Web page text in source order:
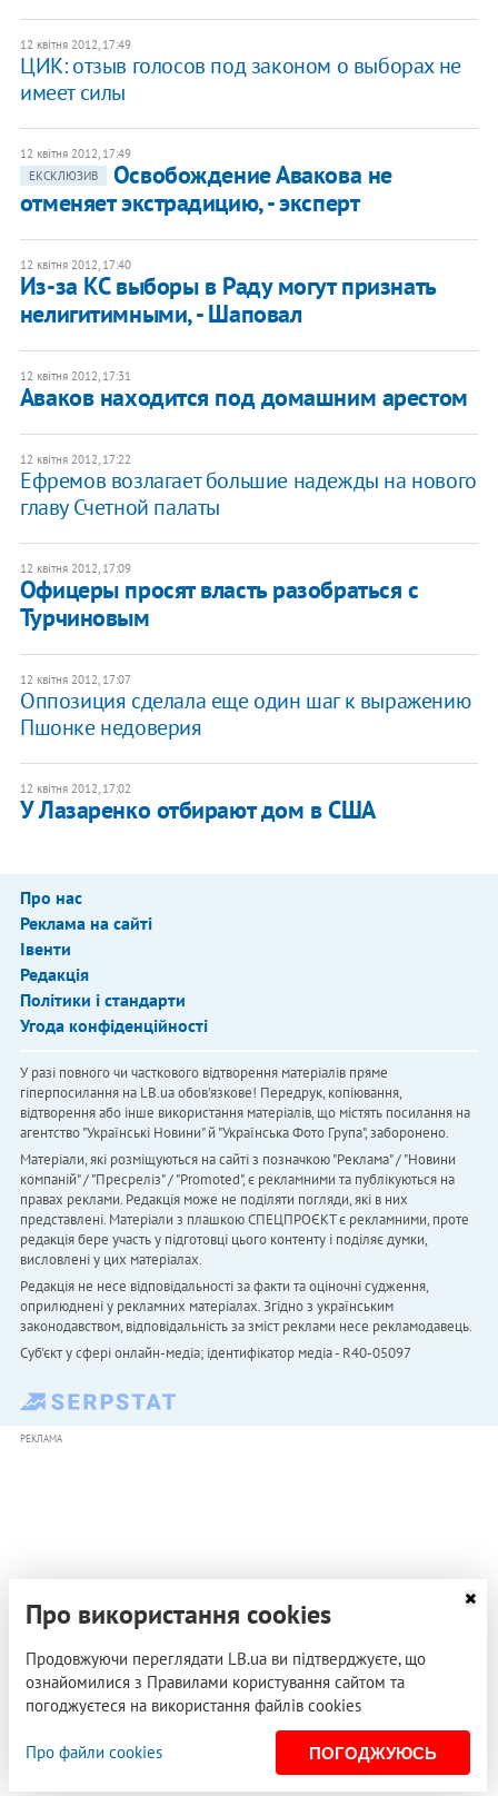
12 квітня 2012, 17:49
ЦИК: отзыв голосов под законом о выборах не
имеет силы
12 квітня 2012, 17:49
ЕКСКЛЮЗИВ
Освобождение Авакова не
отменяет экстрадицию, - эксперт
12 квітня 2012, 17:40
Из-за КС выборы в Раду могут признать
нелигитимными, - Шаповал
12 квітня 2012, 17:31
Аваков находится под домашним арестом
12 квітня 2012, 17:22
Ефремов возлагает большие надежды на нового
главу Счетной палаты
12 квітня 2012, 17:09
Офицеры просят власть разобраться с
Турчиновым
12 квітня 2012, 17:07
Оппозиция сделала еще один шаг к выражению
Пшонке недоверия
12 квітня 2012, 17:02
У Лазаренко отбирают дом в США
Про нас
Реклама на сайті
Івенти
Редакція
Політики і стандарти
Угода конфіденційності
У разі повного чи часткового відтворення матеріалів пряме
гіперпосилання на LB.ua обов'язкове! Передрук, копіювання,
відтворення або інше використання матеріалів, що містять посилання на
агентство "Українськi Новини" й "Українська Фото Група", заборонено.
Матеріали, які розміщуються на сайті з позначкою "Реклама" / "Новини
компаній" / "Пресреліз" / "Promoted", є рекламними та публікуються на
правах реклами. Редакція може не поділяти погляди, які в них
представлені. Матеріали з плашкою СПЕЦПРОЄКТ є рекламними, проте
редакція бере участь у підготовці цього контенту і поділяє думки,
висловлені у цих матеріалах.
Редакція не несе відповідальності за факти та оціночні судження,
оприлюднені у рекламних матеріалах. Згідно з українським
законодавством, відповідальність за зміст реклами несе рекламодавець.
Cуб'єкт у сфері онлайн-медіа; ідентифікатор медіа - R40-05097
РЕКЛАМА
Про використання cookies
Продовжуючи переглядати LB.ua ви підтверджуєте, що
ознайомилися з Правилами користування сайтом та
погоджуєтеся на використання файлів cookies
Про файли cookies ПОГОДЖУЮСЬ